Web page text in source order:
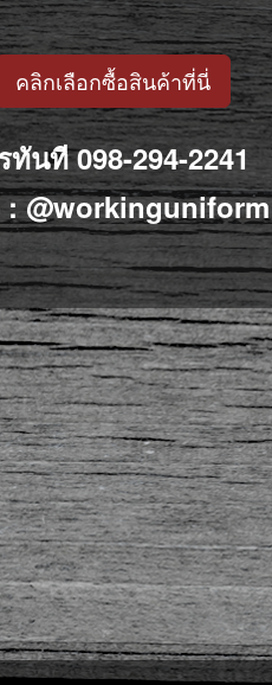
คลิกเลือกซื้อสินค้าที่นี่
ทันที 098-294-2241
:@workinguniform